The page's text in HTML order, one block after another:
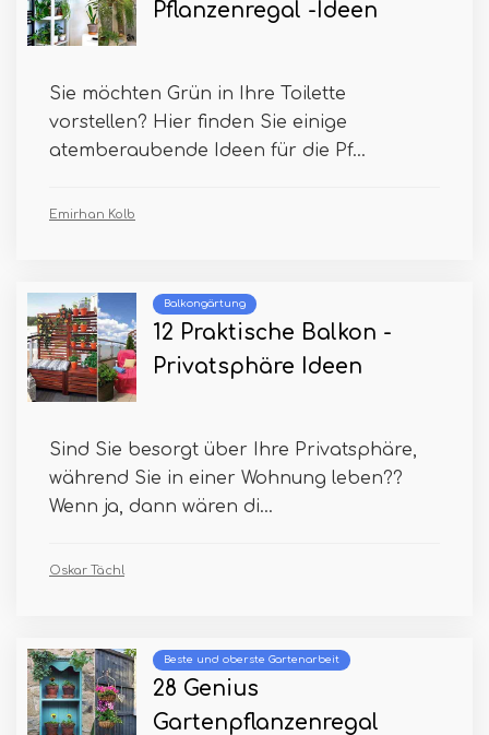
Pflanzenregal -Ideen
Sie möchten Grün in Ihre Toilette
vorstellen? Hier finden Sie einige
atemberaubende Ideen für die Pf...
Emirhan Kolb
Balkongärtung
12 Praktische Balkon -
Privatsphäre Ideen
Sind Sie besorgt über Ihre Privatsphäre,
während Sie in einer Wohnung leben??
Wenn ja, dann wären di...
Oskar Tächl
Beste und oberste Gartenarbeit
28 Genius
Gartenpflanzenregal